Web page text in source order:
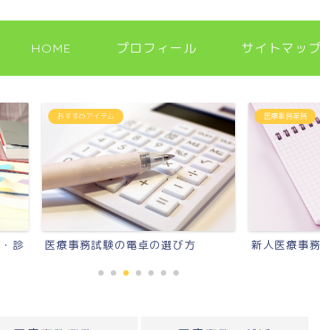
HOME プロフィール サイトマップ
診
おすすめアイテム
医療事務試験の電卓の選び方
医療事務業務
新人医療事